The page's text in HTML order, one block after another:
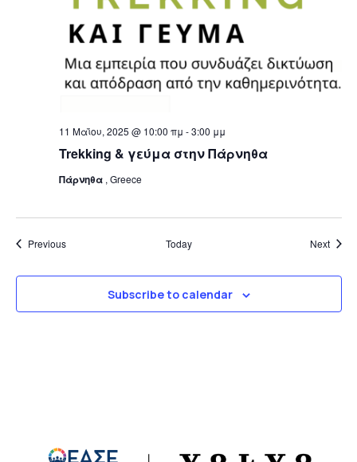
Trekking & γεύμα στην Πάρνηθα
11 Μαΐου, 2025 @ 10:00 πμ -3:00 μμ
Πάρνηθα , Greece
PreviousEvents Today Next
Subscribe to calendar